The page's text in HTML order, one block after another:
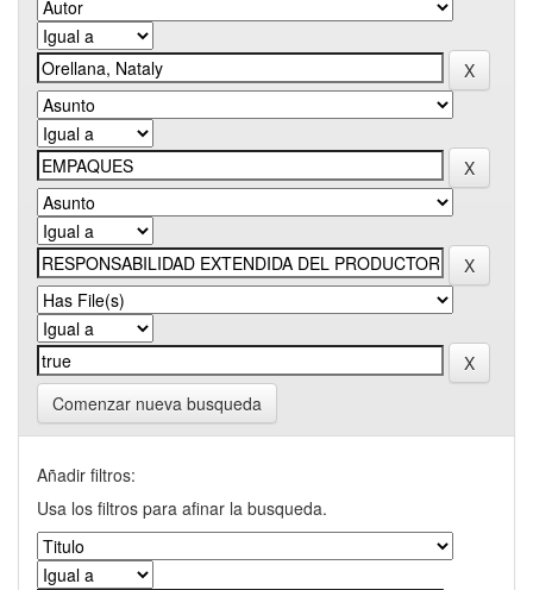
Comenzar nueva busqueda
Añadir filtros:
Usa los filtros para afinar la busqueda.